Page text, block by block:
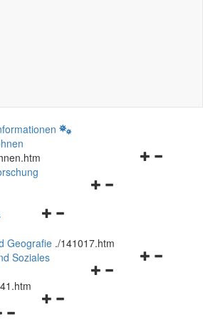
Navigationsmenü
Navigationsmenü
und
schließen
Geografie ./141017.htm
Navigationsmenü
Soziales
Navigationsmenü